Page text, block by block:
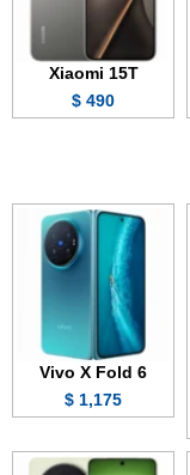
Xiaomi 15T
490 $
Vivo X Fold 6
1,175 $